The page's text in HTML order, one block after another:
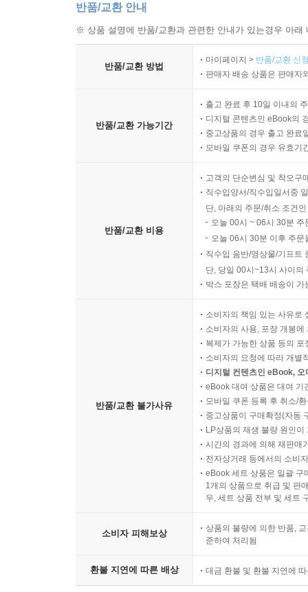
반품/교환 안내
※ 상품 설명에 반품/교환과 관련한 안내가 있는경우 아
반품/교환 방법
마이페이지 > 반품/교환 신
판매자 배송 상품은 판매자
반품/교환 가능기간
출고 완료 후 10일 이내의
디지털 콘텐츠인 eBook의
중고상품의 경우 출고 완료
모바일 쿠폰의 경우 유효기
반품/교환 비용
고객의 단순변심 및 착오구
직수입양서/직수입일서중
단, 아래의 주문/취소 조건
오늘 00시 ~ 06시 30분
오늘 06시 30분 이후 주
직수입 음반/영상물/기프트
단, 당일 00시~13시 사이의
박스 포장은 택배 배송이
반품/교환 불가사유
소비자의 책임 있는 사유로
소비자의 사용, 포장 개봉
복제가 가능한 상품 등의
소비자의 요청에 따라 개별
디지털 컨텐츠인 eBook,
eBook 대여 상품은 대여 기
모바일 쿠폰 등록 후 취소/
중고상품이 구매확정(자동
LP상품의 재생 불량 원인
시간의 경과에 의해 재판매
전자상거래 등에서의 소비
eBook 세트 상품은 일괄 구
1개의 상품으로 취급 및 판
우, 세트 상품 전부 및 세트
소비자 피해보상
상품의 불량에 의한 반품,
준하여 처리됨
환불 지연에 따른 배상 대금 환불 및 환불 지연에